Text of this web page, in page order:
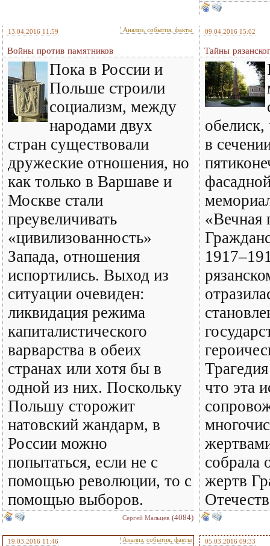
13.04.2016 11:59 Анализ, события, факты
Войны против памятников
Пока в России и
Польше строили
социализм, между
народами двух
стран существовали
дружеские отношения, но
как только в Варшаве и
Москве стали
преувеличивать
«цивилизованность»
Запада, отношения
испортились. Выход из
ситуации очевиден:
ликвидация режима
капиталистического
варварства в обеих
странах или хотя бы в
одной из них. Поскольку
Польшу сторожит
натовский жандарм, в
России можно
попытаться, если не с
помощью революции, то с
помощью выборов.
Сергей Мальцев (4084)
09.04.2016 15:02
Тайны
в
«Вечная
что эта
собрала
жертв
19.03.2016 11:46 Анализ, события, факты 05.03.2016 09:33